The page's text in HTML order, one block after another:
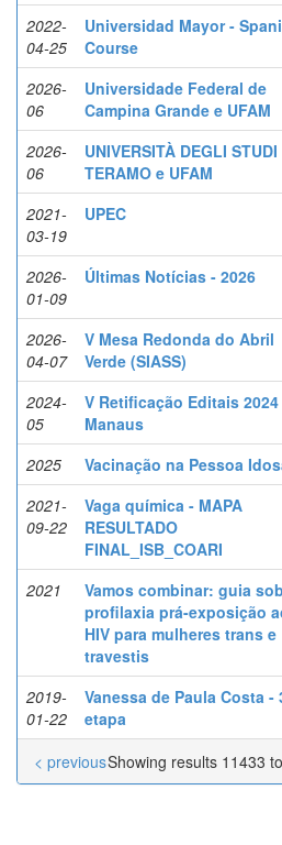
2022-
04-25
Universidad Mayor -
Course
2026-
06
Universidade Federal de
Campina Grande e UFAM
2026-
06
UNIVERSITÀ DEGLI STUDI
TERAMO e UFAM
2021-
03-19
UPEC
2026-
01-09
Últimas Notícias - 2026
2026-
04-07
V Mesa Redonda do Abril
Verde (SIASS)
2024-
05
V Retificação Editais 2024
Manaus
2025 Vacinação na Pessoa
2021-
09-22
Vaga química - MAPA
RESULTADO
FINAL_ISB_COARI
2021
Vamos combinar: guia
profilaxia prá-exposição
HIV para mulheres trans e
travestis
2019-
01-22
Vanessa de Paula Costa -
etapa
Showing results 11433
< previous